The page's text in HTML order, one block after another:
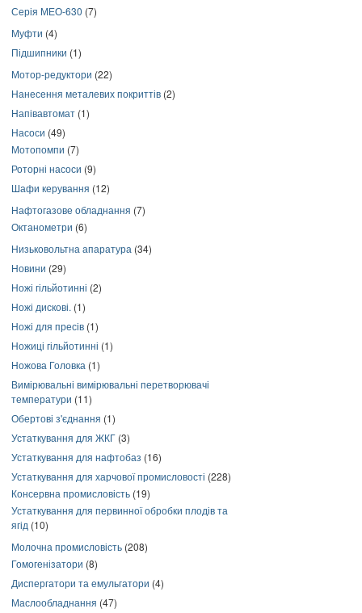
Серія МЕО-630 (7)
Муфти (4)
Підшипники (1)
Мотор-редуктори (22)
Нанесення металевих покриттів (2)
Напівавтомат (1)
Насоси (49)
Мотопомпи (7)
Роторні насоси (9)
Шафи керування (12)
Нафтогазове обладнання (7)
Октанометри (6)
Низьковольтна апаратура (34)
Новини (29)
Ножі гільйотинні (2)
Ножі дискові. (1)
Ножі для пресів (1)
Ножиці гільйотинні (1)
Ножова Головка (1)
Вимірювальні вимірювальні перетворювачі
температури (11)
Обертові з'єднання (1)
Устаткування для ЖКГ (3)
Устаткування для нафтобаз (16)
Устаткування для харчової промисловості (228)
Консервна промисловість (19)
Устаткування для первинної обробки плодів та
ягід (10)
Молочна промисловість (208)
Гомогенізатори (8)
Диспергатори та емульгатори (4)
Маслообладнання (47)